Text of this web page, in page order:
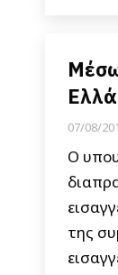
07/08/
Ο
της